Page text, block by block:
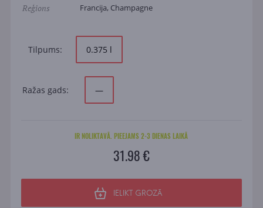
Reģions Francija, Champagne
Tilpums: 0.375 l
Ražas gads: —
IR NOLIKTAVĀ. PIEEJAMS 2-3 DIENAS LAIKĀ
31.98 €
IELIKT GROZĀ